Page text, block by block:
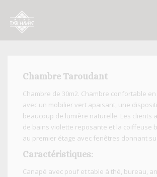
Chambre Taroudant
Chambre de 30m2. Chambre confortable
avec un mobilier vert apaisant, une
beaucoup de lumière naturelle. Les clients
de bains violette reposante et la coiffeuse
au premier étage avec fenêtres donnant
Caractéristiques:
Canapé avec pouf et table à thé, bureau,